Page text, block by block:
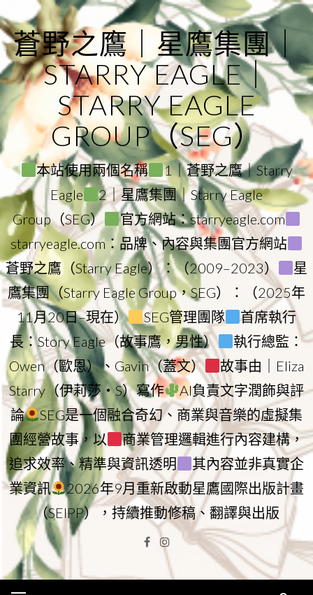
to
content
蒼野之鷹｜星鷹集團｜
STARRY EAGLE｜
STARRY EAGLE
GROUP（SEG）
本站使用兩個名稱
1｜蒼野之鷹｜Starry
Eagle
2｜星鷹集團｜Starry Eagle
Group（SEG）
官方網站：starryeagle.com
starryeagle.com：品牌、內容與集團官方網站
蒼野之鷹（Starry Eagle）：（2009–2023）
星
鷹集團（Starry Eagle Group，SEG）：（2025年
11月20日–現在）
SEG管理團隊
首席執行
長：Story Eagle（故事鷹，男性）
執行總監：
Owen（歐恩）、Gavin（蓋文）
故事由｜Eliza
Starry（伊莉莎・S）寫作
AI負責文字潤飾與評
論
SEG是一個融合奇幻、商業與音樂的虛擬集
團經營故事，以
商業管理邏輯進行內容建構，
追求效率、精準與資訊透明
其內容並非真實企
業資訊
2026年9月重新啟動星鷹國際出版計畫
（SEIPP），持續推動修稿、翻譯與出版
Facebook
Instagram